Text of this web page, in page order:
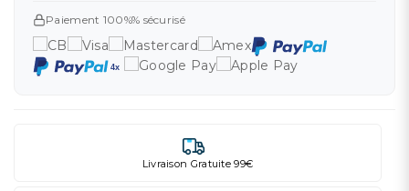
Paiement 100%% sécurisé
Livraison Gratuite 99€